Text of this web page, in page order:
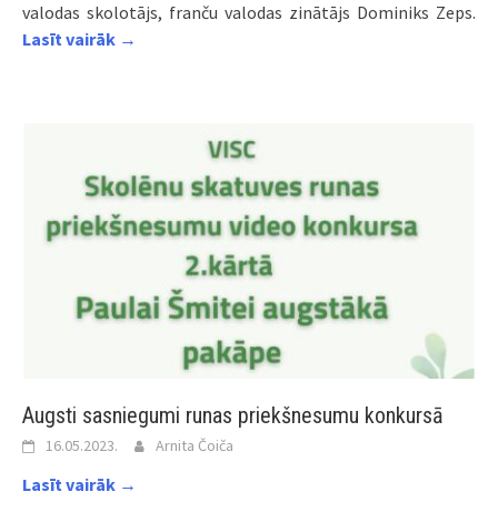
valodas skolotājs, franču valodas zinātājs Dominiks Zeps.
Lasīt vairāk →
Augsti sasniegumi runas priekšnesumu konkursā
16.05.2023. Arnita Čoiča
Lasīt vairāk →